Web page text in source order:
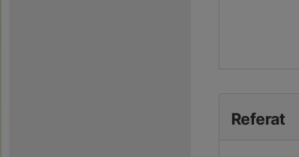
Referat